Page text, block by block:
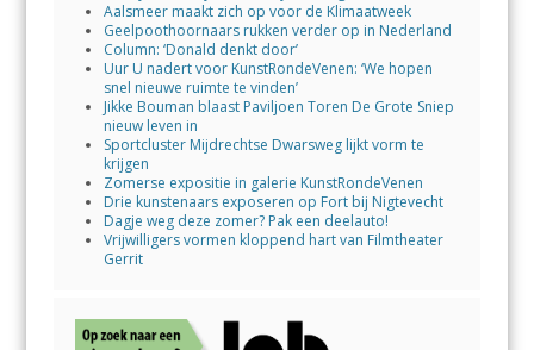
Aalsmeer maakt zich op voor de Klimaatweek
Geelpoothoornaars rukken verder op in Nederland
Column: ‘Donald denkt door’
Uur U nadert voor KunstRondeVenen: ‘We hopen
snel nieuwe ruimte te vinden’
Jikke Bouman blaast Paviljoen Toren De Grote Sniep
nieuw leven in
Sportcluster Mijdrechtse Dwarsweg lijkt vorm te
krijgen
Zomerse expositie in galerie KunstRondeVenen
Drie kunstenaars exposeren op Fort bij Nigtevecht
Dagje weg deze zomer? Pak een deelauto!
Vrijwilligers vormen kloppend hart van Filmtheater
Gerrit